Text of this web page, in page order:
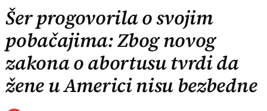
Šer progovorila o svojim
pobačajima: Zbog novog
zakona o abortusu tvrdi da
žene u Americi nisu bezbedne